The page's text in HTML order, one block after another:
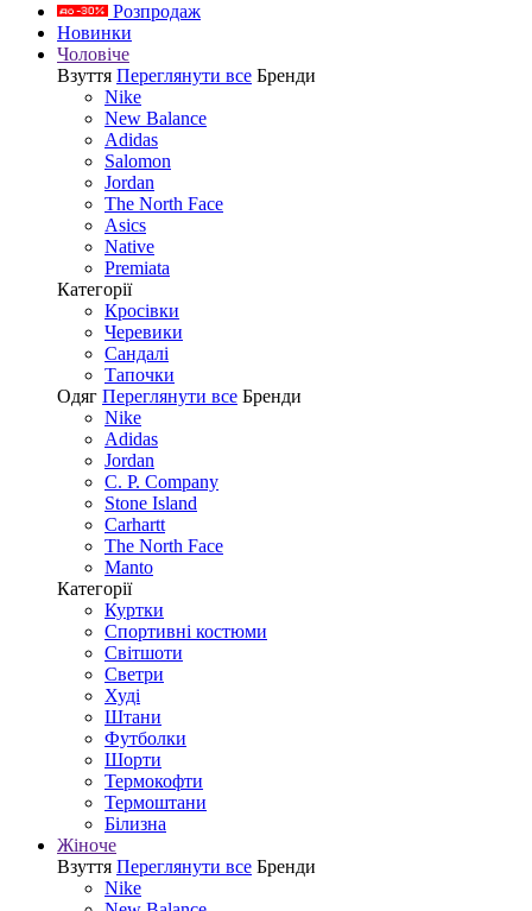
Розпродаж
Новинки
Чоловіче
Взуття Переглянути все Бренди
Nike
New Balance
Adidas
Salomon
Jordan
The North Face
Asics
Native
Premiata
Категорії
Кросівки
Черевики
Сандалі
Tапочки
Одяг Переглянути все Бренди
Nike
Adidas
Jordan
C. P. Company
Stone Island
Carhartt
The North Face
Manto
Категорії
Куртки
Спортивні костюми
Світшоти
Светри
Худі
Штани
Футболки
Шорти
Термокофти
Термоштани
Білизна
Жіноче
Взуття Переглянути все Бренди
Nike